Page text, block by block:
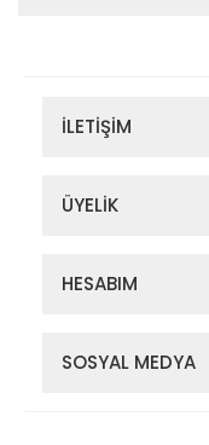
İLETİŞİM
ÜYELİK
HESABIM
SOSYAL MEDYA